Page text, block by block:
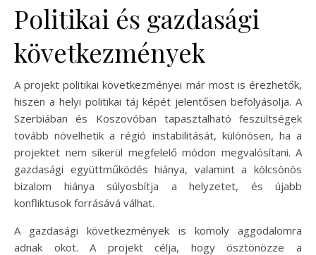
Politikai és gazdasági
következmények
A projekt politikai következményei már most is érezhetők,
hiszen a helyi politikai táj képét jelentősen befolyásolja. A
Szerbiában és Koszovóban tapasztalható feszültségek
tovább növelhetik a régió instabilitását, különösen, ha a
projektet nem sikerül megfelelő módon megvalósítani. A
gazdasági együttműködés hiánya, valamint a kölcsönös
bizalom hiánya súlyosbítja a helyzetet, és újabb
konfliktusok forrásává válhat.
A gazdasági következmények is komoly aggodalomra
adnak okot. A projekt célja, hogy ösztönözze a